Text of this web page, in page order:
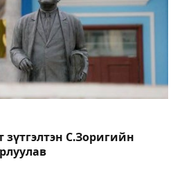
С.Зоригийн